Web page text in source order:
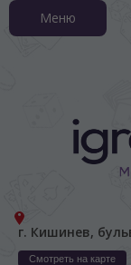
г. Кишинев,
Смотреть на карте
Меню